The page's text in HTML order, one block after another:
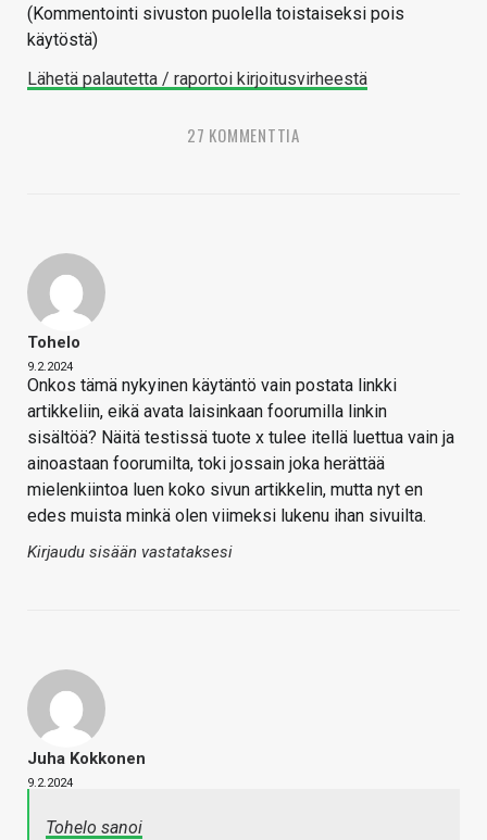
(Kommentointi sivuston puolella toistaiseksi pois
käytöstä)
Lähetä palautetta / raportoi kirjoitusvirheestä
27 KOMMENTTIA
Tohelo
9.2.2024
Onkos tämä nykyinen käytäntö vain postata linkki
artikkeliin, eikä avata laisinkaan foorumilla linkin
sisältöä? Näitä testissä tuote x tulee itellä luettua vain ja
ainoastaan foorumilta, toki jossain joka herättää
mielenkiintoa luen koko sivun artikkelin, mutta nyt en
edes muista minkä olen viimeksi lukenu ihan sivuilta.
Kirjaudu sisään vastataksesi
Juha Kokkonen
9.2.2024
Tohelo sanoi